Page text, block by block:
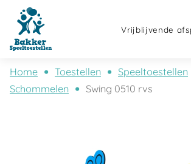
Vrijblijvende
Home Toestellen
Speeltoestellen
Schommelen
Swing 0510 rvs